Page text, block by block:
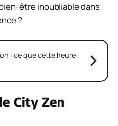
être inoubliable dans
?
: ce que cette heure
City Zen